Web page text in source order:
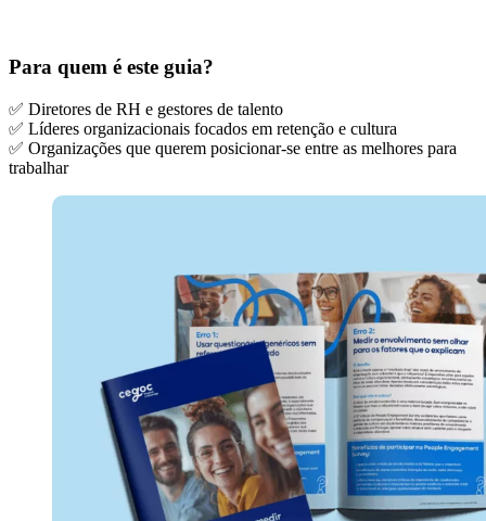
Para quem é este guia?
✅ Diretores de RH e gestores de talento
✅ Líderes organizacionais focados em retenção e cultura
✅ Organizações que querem posicionar-se entre as melhores para
trabalhar